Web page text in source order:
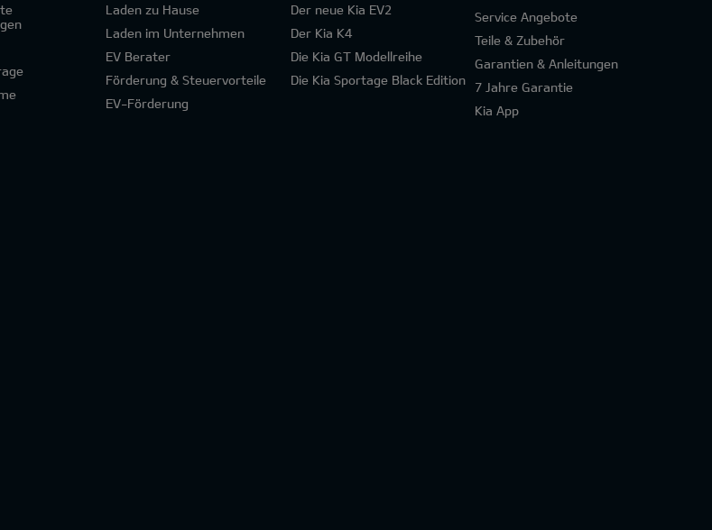
Laden zu Hause
Laden im Unternehmen
EV Berater
Förderung & Steuervorteile
EV-Förderung
Der neue Kia EV2
Der Kia K4
Die Kia GT Modellreihe
Die Kia Sportage Black Edition
Service Angebote
Teile & Zubehör
Garantien & Anleitungen
7 Jahre Garantie
Kia App